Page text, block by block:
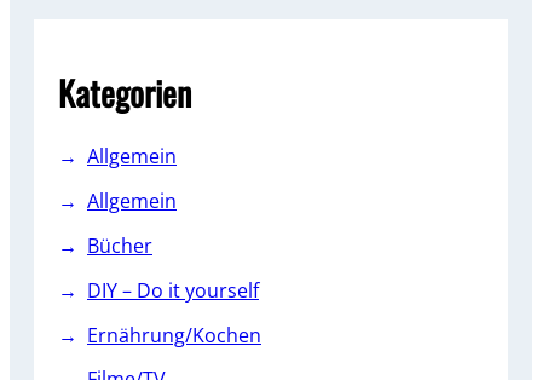
Kategorien
Allgemein
Allgemein
Bücher
DIY – Do it yourself
Ernährung/Kochen